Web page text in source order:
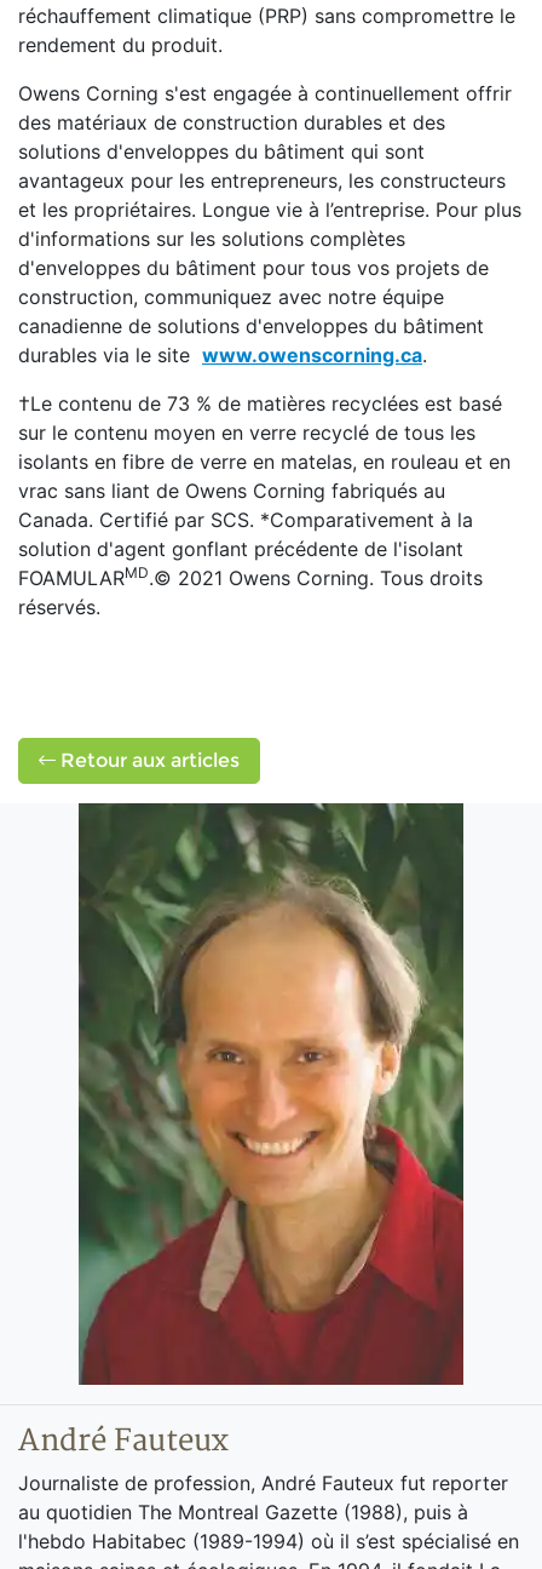
réchauffement climatique (PRP) sans compromettre le
rendement du produit.
Owens Corning s'est engagée à continuellement offrir
des matériaux de construction durables et des
solutions d'enveloppes du bâtiment qui sont
avantageux pour les entrepreneurs, les constructeurs
et les propriétaires. Longue vie à l’entreprise. Pour plus
d'informations sur les solutions complètes
d'enveloppes du bâtiment pour tous vos projets de
construction, communiquez avec notre équipe
canadienne de solutions d'enveloppes du bâtiment
durables via le site www.owenscorning.ca.
†Le contenu de 73 % de matières recyclées est basé
sur le contenu moyen en verre recyclé de tous les
isolants en fibre de verre en matelas, en rouleau et en
vrac sans liant de Owens Corning fabriqués au
Canada. Certifié par SCS. *Comparativement à la
solution d'agent gonflant précédente de l'isolant
FOAMULARMD.© 2021 Owens Corning. Tous droits
réservés.
Retour aux articles
André Fauteux
Journaliste de profession, André Fauteux fut reporter
au quotidien The Montreal Gazette (1988), puis à
l'hebdo Habitabec (1989-1994) où il s’est spécialisé en